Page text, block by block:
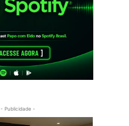
- Publicidade -